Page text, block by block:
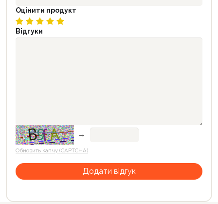
Оцінити продукт
Відгуки
→
Обновить капчу (CAPTCHA)